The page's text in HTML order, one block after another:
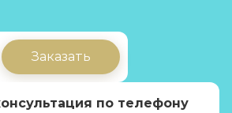
Заказать
по телефону